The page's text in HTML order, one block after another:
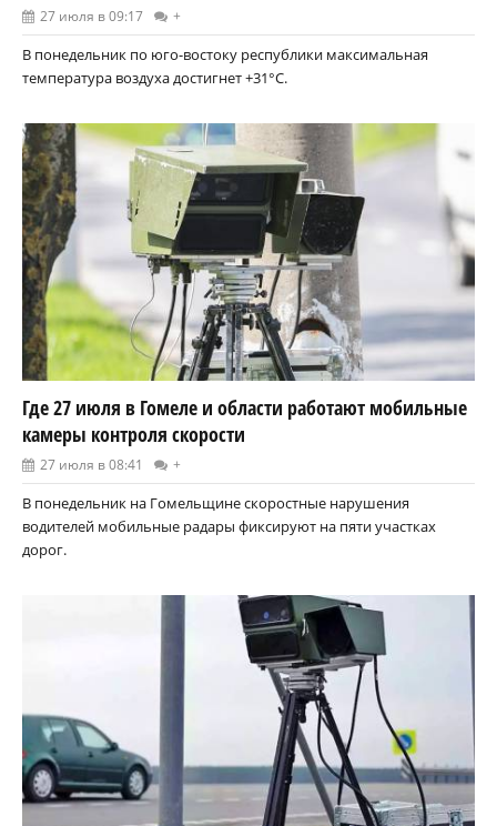
27 июля в 09:17 +
В понедельник по юго-востоку республики максимальная
температура воздуха достигнет +31°С.
Где 27 июля в Гомеле и области работают мобильные
камеры контроля скорости
27 июля в 08:41 +
В понедельник на Гомельщине скоростные нарушения
водителей мобильные радары фиксируют на пяти участках
дорог.